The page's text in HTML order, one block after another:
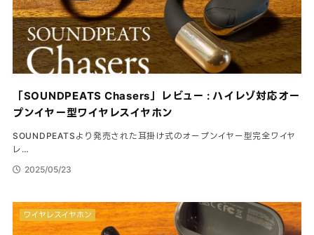
「SOUNDPEATS Chasers」レビュー : ハイレゾ対応オー
プンイヤー型ワイヤレスイヤホン
SOUNDPEATSより発売された耳掛け式のオープンイヤー型完全ワイヤ
レ…
2025/05/23
ワイヤレスイヤホン